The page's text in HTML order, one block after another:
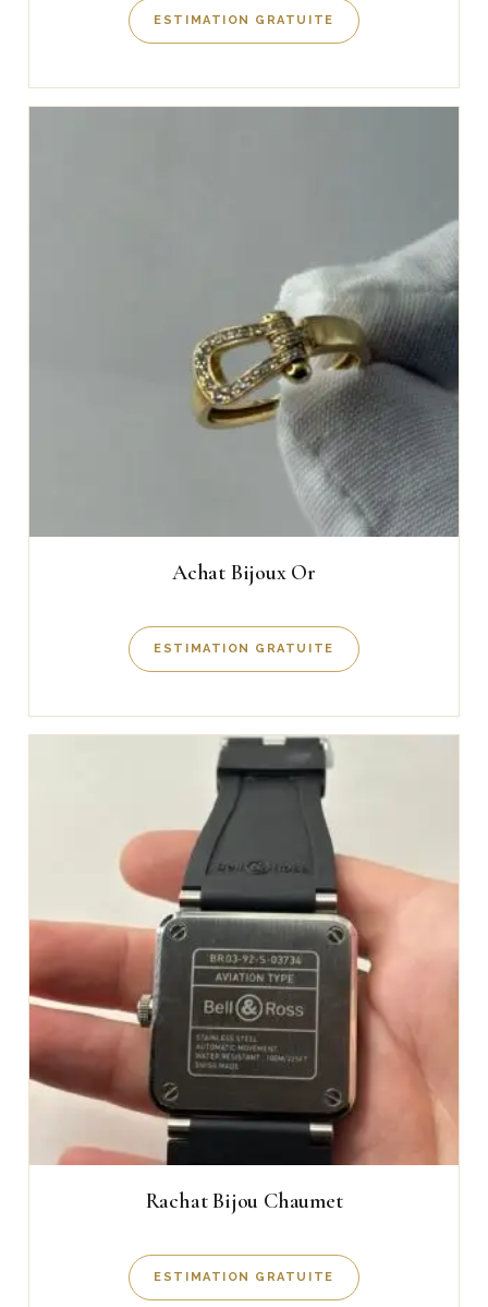
ESTIMATION GRATUITE
Achat Bijoux Or
ESTIMATION GRATUITE
Rachat Bijou Chaumet
ESTIMATION GRATUITE